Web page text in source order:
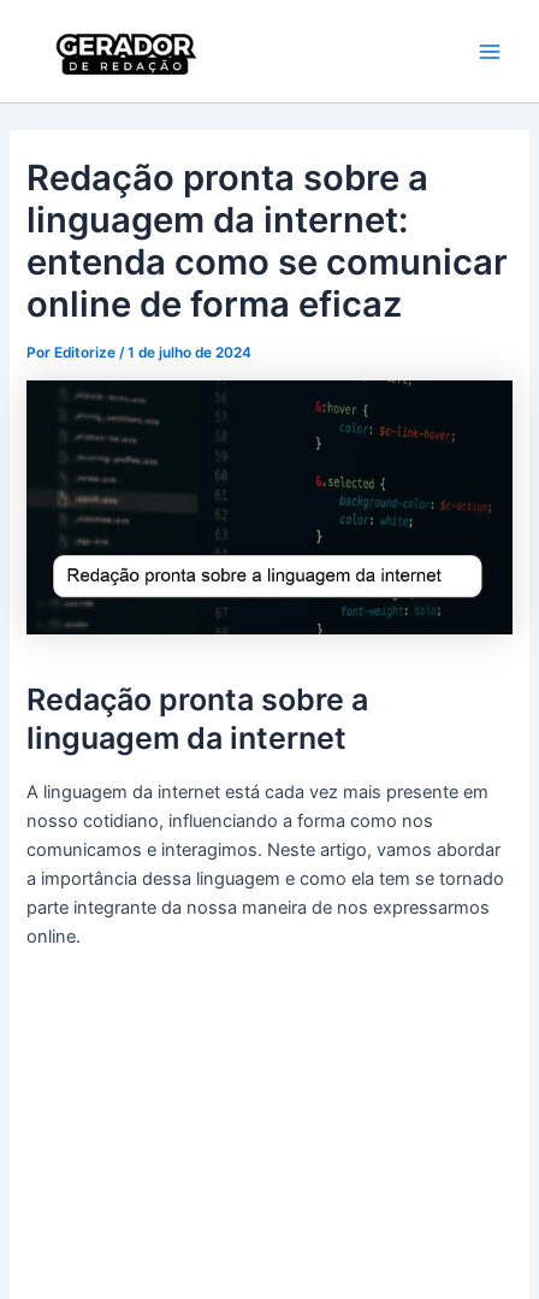
conteúdo
Redação pronta sobre a
linguagem da internet:
entenda como se comunicar
online de forma eficaz
Por Editorize/1 de julho de 2024
Redação pronta sobre a
linguagem da internet
A linguagem da internet está cada vez mais presente em
nosso cotidiano, influenciando a forma como nos
comunicamos e interagimos. Neste artigo, vamos abordar
a importância dessa linguagem e como ela tem se tornado
parte integrante da nossa maneira de nos expressarmos
online.